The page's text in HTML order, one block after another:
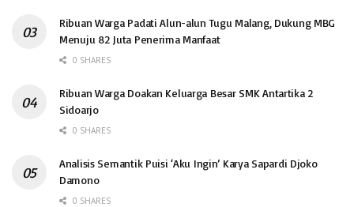
Ribuan Warga Padati Alun-alun Tugu Malang, Dukung MBG
Menuju 82 Juta Penerima Manfaat
0 SHARES
Ribuan Warga Doakan Keluarga Besar SMK Antartika 2
Sidoarjo
0 SHARES
Analisis Semantik Puisi ‘Aku Ingin’ Karya Sapardi Djoko
Damono
0 SHARES